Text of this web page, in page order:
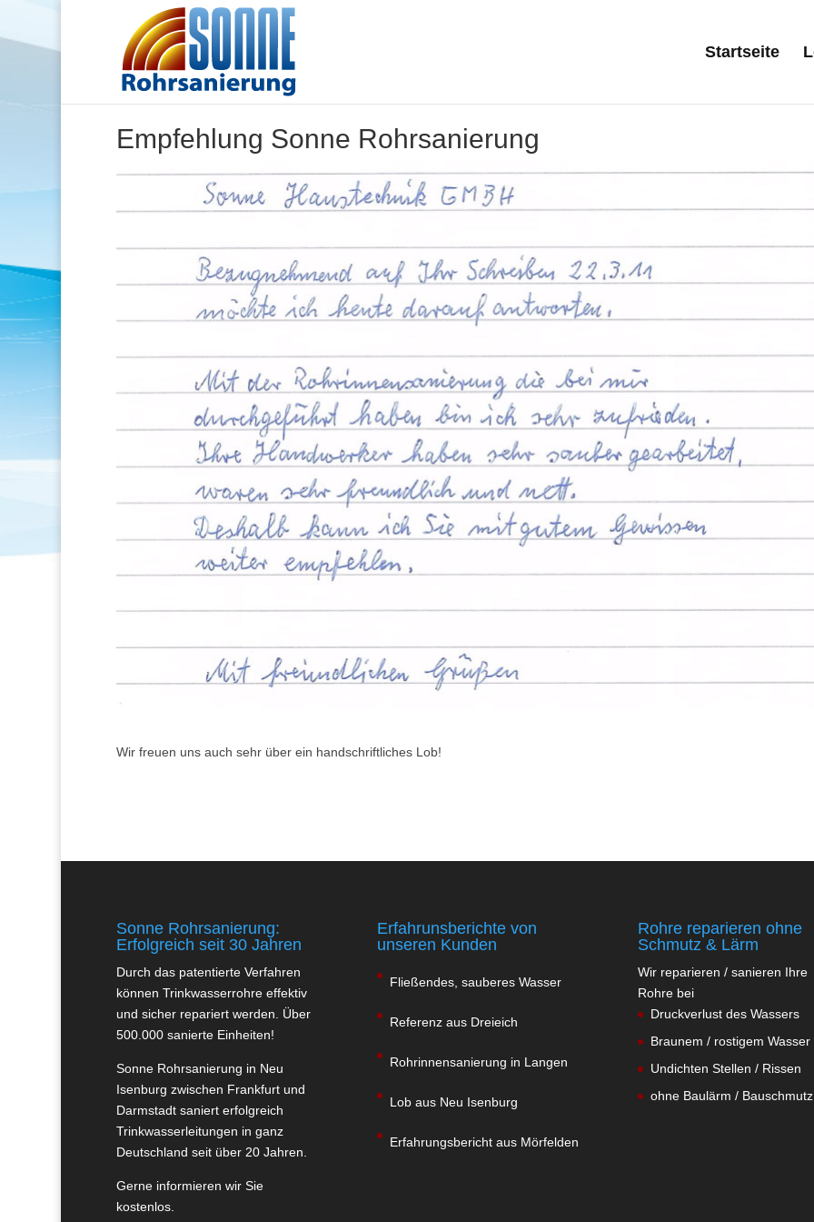
Startseite
Empfehlung Sonne Rohrsanierung
Wir freuen uns auch sehr über ein handschriftliches Lob!
Sonne Rohrsanierung:
Erfolgreich seit 30 Jahren
Durch das patentierte Verfahren
können Trinkwasserrohre effektiv
und sicher repariert werden. Über
500.000 sanierte Einheiten!
Sonne Rohrsanierung in Neu
Isenburg zwischen Frankfurt und
Darmstadt saniert erfolgreich
Trinkwasserleitungen in ganz
Deutschland seit über 20 Jahren.
Gerne informieren wir Sie
kostenlos.
Erfahrunsberichte von
unseren Kunden
Fließendes, sauberes Wasser
Referenz aus Dreieich
Rohrinnensanierung in Langen
Lob aus Neu Isenburg
Erfahrungsbericht aus Mörfelden
Rohre reparieren ohne
Schmutz & Lärm
Wir reparieren / sanieren Ihre
Rohre bei
Druckverlust des Wassers
Braunem / rostigem Wasser
Undichten Stellen / Rissen
ohne Baulärm /